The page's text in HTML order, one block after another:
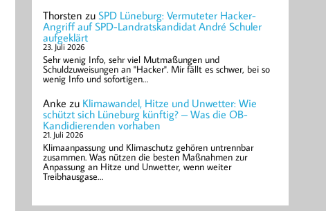
Thorsten zuSPD Lüneburg: Vermuteter Hacker-
Angriff auf SPD-Landratskandidat André Schuler
aufgeklärt
23. Juli 2026
Sehr wenig Info, sehr viel Mutmaßungen und
Schuldzuweisungen an "Hacker". Mir fällt es schwer, bei so
wenig Info und sofortigen…
Anke zu Klimawandel, Hitze und Unwetter: Wie
schützt sich Lüneburg künftig? – Was die OB-
Kandidierenden vorhaben
21. Juli 2026
Klimaanpassung und Klimaschutz gehören untrennbar
zusammen. Was nützen die besten Maßnahmen zur
Anpassung an Hitze und Unwetter, wenn weiter
Treibhausgase…